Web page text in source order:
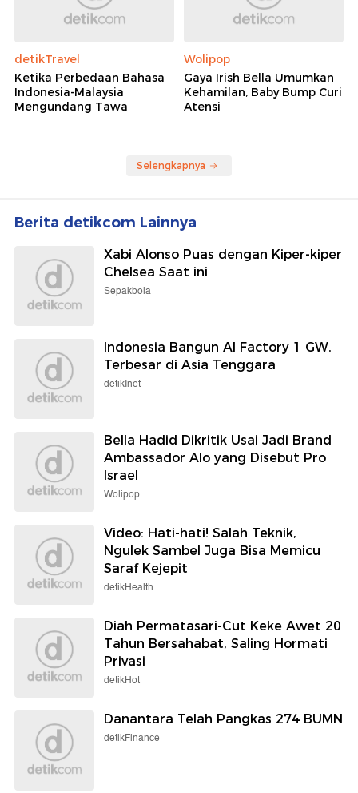
detikTravel
Ketika Perbedaan Bahasa
Indonesia-Malaysia
Mengundang Tawa
Wolipop
Gaya Irish Bella Umumkan
Kehamilan, Baby Bump Curi
Atensi
Selengkapnya
Berita detikcom Lainnya
Xabi Alonso Puas dengan Kiper-kiper
Chelsea Saat ini
Sepakbola
Indonesia Bangun AI Factory 1 GW,
Terbesar di Asia Tenggara
detikInet
Bella Hadid Dikritik Usai Jadi Brand
Ambassador Alo yang Disebut Pro
Israel
Wolipop
Video: Hati-hati! Salah Teknik,
Ngulek Sambel Juga Bisa Memicu
Saraf Kejepit
detikHealth
Diah Permatasari-Cut Keke Awet 20
Tahun Bersahabat, Saling Hormati
Privasi
detikHot
Danantara Telah Pangkas 274 BUMN
detikFinance